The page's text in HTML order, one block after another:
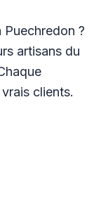
?
artisans du
clients.